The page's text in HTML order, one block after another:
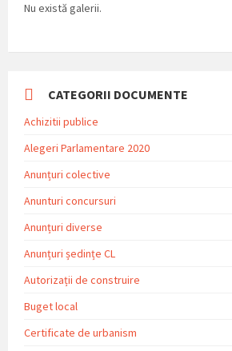
Nu există galerii.
CATEGORII DOCUMENTE
Achizitii publice
Alegeri Parlamentare 2020
Anunțuri colective
Anunturi concursuri
Anunțuri diverse
Anunțuri ședințe CL
Autorizații de construire
Buget local
Certificate de urbanism